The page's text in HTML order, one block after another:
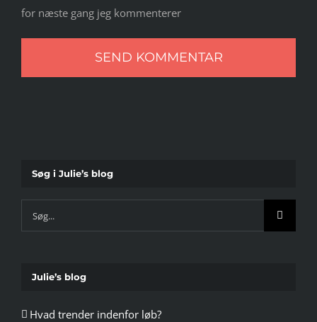
for næste gang jeg kommenterer
Søg i Julie’s blog
Søg
efter:
Julie’s blog
Hvad trender indenfor løb?